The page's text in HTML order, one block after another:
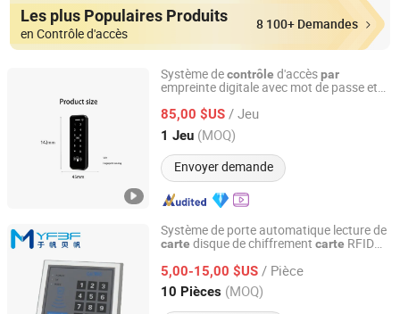
Les plus Populaires Produits
en Contrôle d'accès
8 100+ Demandes
Système decontrôle d'accèspar
empreinte digitale avec mot de passe et
d'accèsparprésence
85,00 $US / Jeu
1 Jeu (MOQ)
Envoyer demande
Zhaoqing Nuofeng Intelligent Technology Co., Ltd.
Guangdong, China Depuis 2025
Système de porte automatique lecture de
carte disque de chiffrement carte RFID
5,00-15,00 $US / Pièce
10 Pièces (MOQ)
Ningbo Yufan Beifan Electromechanical Co., Ltd.
Zhejiang, China Depuis 2024